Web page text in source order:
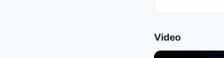
Video